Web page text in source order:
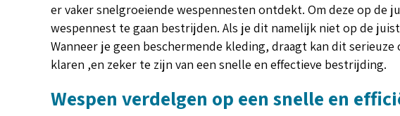
er vaker snelgroeiende wespennesten ontdekt. Om deze op de
wespennest te gaan bestrijden. Als je dit namelijk niet op de
Wanneer je geen beschermende kleding, draagt kan dit
klaren ,en zeker te zijn van een snelle en effectieve bestrijding.
Wespen verdelgen op een snelle en